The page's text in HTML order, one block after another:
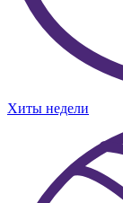
Хиты недели